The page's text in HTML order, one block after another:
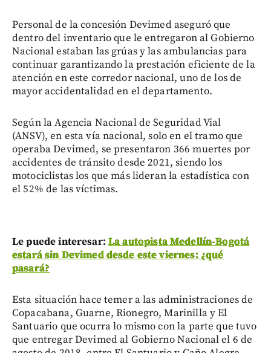
Personal de la concesión Devimed aseguró que
dentro del inventario que le entregaron al Gobierno
Nacional estaban las grúas y las ambulancias para
continuar garantizando la prestación eficiente de la
atención en este corredor nacional, uno de los de
mayor accidentalidad en el departamento.
Según la Agencia Nacional de Seguridad Vial
(ANSV), en esta vía nacional, solo en el tramo que
operaba Devimed, se presentaron 366 muertes por
accidentes de tránsito desde 2021, siendo los
motociclistas los que más lideran la estadística con
el 52% de las víctimas.
Le puede interesar: La autopista Medellín-Bogotá
estará sin Devimed desde este viernes: ¿qué
pasará?
Esta situación hace temer a las administraciones de
Copacabana, Guarne, Rionegro, Marinilla y El
Santuario que ocurra lo mismo con la parte que tuvo
que entregar Devimed al Gobierno Nacional el 6 de